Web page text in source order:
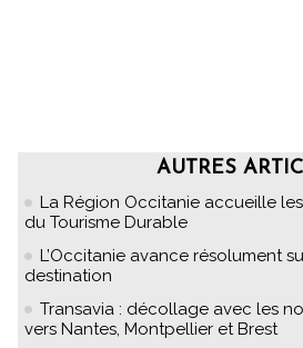
AUTRES
La Région Occitanie accueille
du Tourisme Durable
L’Occitanie avance résolument
destination
Transavia : décollage avec les
vers Nantes, Montpellier et Brest